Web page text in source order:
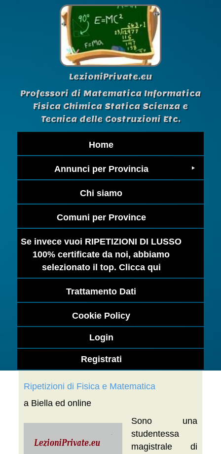
LezioniPrivate.eu
Professori di Matematica Informatica
Fisica Chimica Statica Scienza e
Tecnica delle Costruzioni Etc.
Home
Annunci per Provincia
Chi siamo
Comuni per Province
Se invece vuoi RIPETIZIONI DI LUSSO
100% certificate da noi, abbiamo
selezionato il top. Clicca qui
Trattamento Dati
Cookie Policy
Login
Registrati
Ripetizioni di Fisica e Matematica
a Biella ed online
Sono una
studentessa
magistrale di